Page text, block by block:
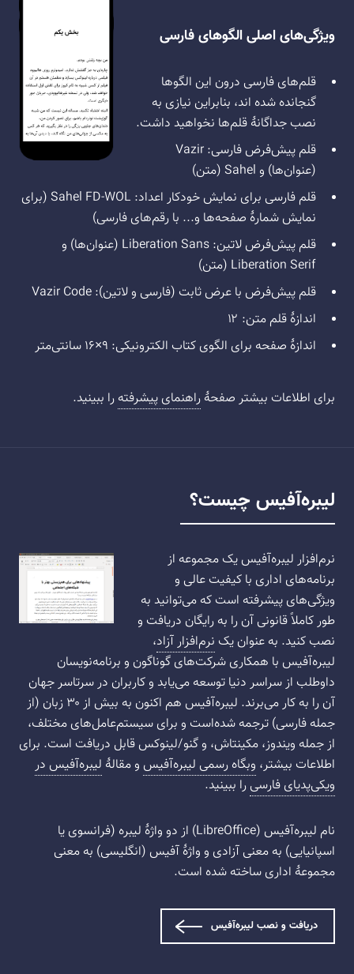
ویژگی‌های اصلی الگوهای فارسی
قلم‌های فارسی درون این الگوها
گنجانده شده اند، بنابراین نیازی به
نصب جداگانهٔ قلم‌ها نخواهید داشت.
قلم پیش‌فرض فارسی: Vazir
(عنوان‌ها) و Sahel (متن)
قلم فارسی برای نمایش خودکار اعداد: Sahel FD-WOL (برای
نمایش شمارهٔ صفحه‌ها و... با رقم‌های فارسی)
قلم پیش‌فرض لاتین: Liberation Sans (عنوان‌ها) و
Liberation Serif (متن)
قلم پیش‌فرض با عرض ثابت (فارسی و لاتین): Vazir Code
اندازهٔ قلم متن: ۱۲
اندازهٔ صفحه برای الگوی کتاب الکترونیکی: ۹×۱۶ سانتی‌متر
برای اطلاعات بیشتر صفحهٔ راهنمای پیشرفته را ببینید.
لیبره‌آفیس چیست؟
نرم‌افزار لیبره‌آفیس یک مجموعه از
برنامه‌های اداری با کیفیت عالی و
ویژگی‌های پیشرفته است که می‌توانید به
طور کاملاً قانونی آن را به رایگان دریافت و
نصب کنید. به عنوان یک نرم‌افزار آزاد،
لیبره‌آفیس با همکاری شرکت‌های گوناگون و برنامه‌نویسان
داوطلب از سراسر دنیا توسعه می‌یابد و کاربران در سرتاسر جهان
آن را به کار می‌برند. لیبره‌آفیس هم اکنون به بیش از ۳۰ زبان (از
جمله فارسی) ترجمه شده‌است و برای سیستم‌عامل‌های مختلف،
از جمله ویندوز، مکینتاش، و گنو/لینوکس قابل دریافت است. برای
اطلاعات بیشتر، وبگاه رسمی لیبره‌آفیس و مقالهٔ لیبره‌آفیس در
ویکی‌پدیای فارسی را ببینید.
نام لیبره‌آفیس (LibreOffice) از دو واژهٔ لیبره (فرانسوی یا
اسپانیایی) به معنی آزادی و واژهٔ آفیس (انگلیسی) به معنی
مجموعهٔ اداری ساخته شده‌ است.
دریافت و نصب لیبره‌آفیس